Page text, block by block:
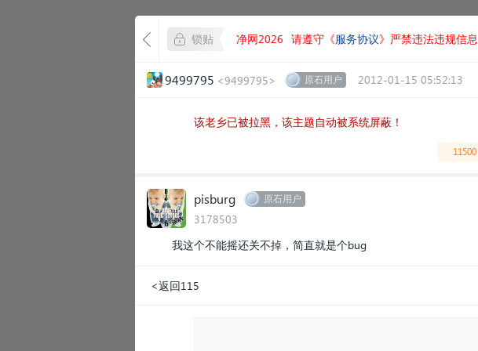
锁贴 净网2026 请遵守《服务协议》严禁违法违规信息
9499795 <9499795> 原石用户 2012-01-15 05:52:13
该老乡已被拉黑，该主题自动被系统屏蔽！
11500
pisburg 原石用户
3178503
我这个不能摇还关不掉，简直就是个bug
<返回115